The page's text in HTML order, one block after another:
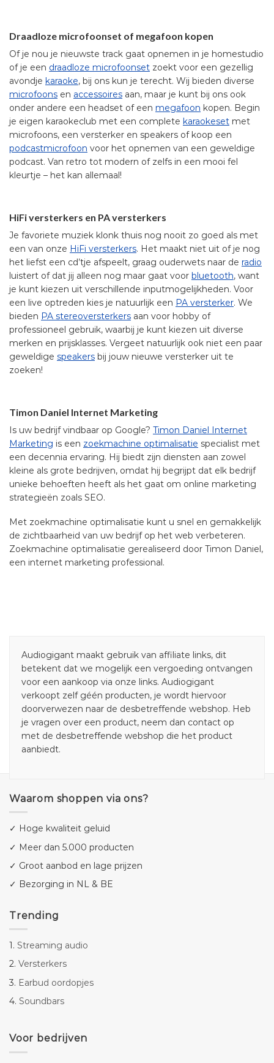
Draadloze microfoonset of megafoon kopen
Of je nou je nieuwste track gaat opnemen in je homestudio
of je een draadloze microfoonset zoekt voor een gezellig
avondje karaoke, bij ons kun je terecht. Wij bieden diverse
microfoons en accessoires aan, maar je kunt bij ons ook
onder andere een headset of een megafoon kopen. Begin
je eigen karaokeclub met een complete karaokeset met
microfoons, een versterker en speakers of koop een
podcastmicrofoon voor het opnemen van een geweldige
podcast. Van retro tot modern of zelfs in een mooi fel
kleurtje – het kan allemaal!
HiFi versterkers en PA versterkers
Je favoriete muziek klonk thuis nog nooit zo goed als met
een van onze HiFi versterkers. Het maakt niet uit of je nog
het liefst een cd’tje afspeelt, graag ouderwets naar de radio
luistert of dat jij alleen nog maar gaat voor bluetooth, want
je kunt kiezen uit verschillende inputmogelijkheden. Voor
een live optreden kies je natuurlijk een PA versterker. We
bieden PA stereoversterkers aan voor hobby of
professioneel gebruik, waarbij je kunt kiezen uit diverse
merken en prijsklasses. Vergeet natuurlijk ook niet een paar
geweldige speakers bij jouw nieuwe versterker uit te
zoeken!
Timon Daniel Internet Marketing
Is uw bedrijf vindbaar op Google? Timon Daniel Internet
Marketing is een zoekmachine optimalisatie specialist met
een decennia ervaring. Hij biedt zijn diensten aan zowel
kleine als grote bedrijven, omdat hij begrijpt dat elk bedrijf
unieke behoeften heeft als het gaat om online marketing
strategieën zoals SEO.
Met zoekmachine optimalisatie kunt u snel en gemakkelijk
de zichtbaarheid van uw bedrijf op het web verbeteren.
Zoekmachine optimalisatie gerealiseerd door Timon Daniel,
een internet marketing professional.
Audiogigant maakt gebruik van affiliate links, dit
betekent dat we mogelijk een vergoeding ontvangen
voor een aankoop via onze links. Audiogigant
verkoopt zelf géén producten, je wordt hiervoor
doorverwezen naar de desbetreffende webshop. Heb
je vragen over een product, neem dan contact op
met de desbetreffende webshop die het product
aanbiedt.
Waarom shoppen via ons?
✓ Hoge kwaliteit geluid
✓ Meer dan 5.000 producten
✓ Groot aanbod en lage prijzen
✓ Bezorging in NL & BE
Trending
1. Streaming audio
2. Versterkers
3. Earbud oordopjes
4. Soundbars
Voor bedrijven